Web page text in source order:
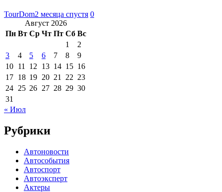
TourDom2 месяца спустя 0
Август 2026
Пн Вт Ср Чт Пт Сб Вс
1
2
3
4 5 6 7 8
9
10 11 12 13 14 15 16
17 18 19 20 21 22 23
24 25 26 27 28 29 30
31
« Июл
Рубрики
Автоновости
Автособытия
Автоспорт
Автоэксперт
Актеры